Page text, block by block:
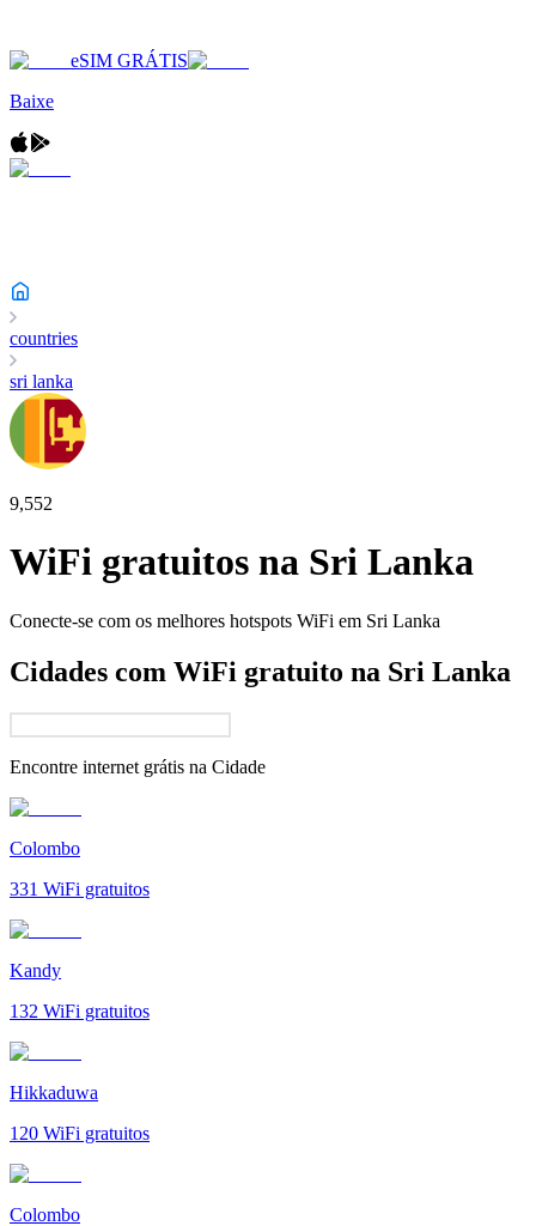
eSIM GRÁTIS
Baixe
countries
sri lanka
9,552
WiFi gratuitos na Sri Lanka
Conecte-se com os melhores hotspots WiFi em Sri Lanka
Cidades com WiFi gratuito na Sri Lanka
Encontre internet grátis na Cidade
Colombo
331 WiFi gratuitos
Kandy
132 WiFi gratuitos
Hikkaduwa
120 WiFi gratuitos
Colombo